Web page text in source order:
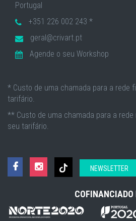
Portugal
+351 226 002 243 *
geral@crivart.pt
Agende o seu Workshop
* Custo de uma chamada para a rede
tarifário.
** Custo de uma chamada para a
seu tarifário.
NEWSLETTER
COFINANCIADO